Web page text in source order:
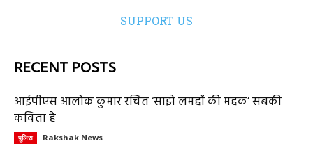
SUPPORT US
RECENT POSTS
आईपीएस आलोक कुमार रचित ‘साझे लमहों की महक’ सबकी
कविता है
पुलिस Rakshak News